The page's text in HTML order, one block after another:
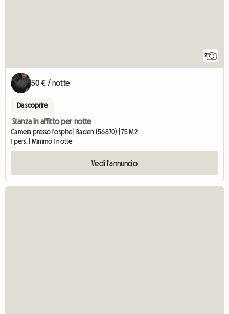
2
50 € / notte
Da scoprire
Stanza in affitto per notte
Camera presso l'ospite | Baden (56870) | 75 M2
1 pers. | Minimo 1 notte
Vedi l'annuncio